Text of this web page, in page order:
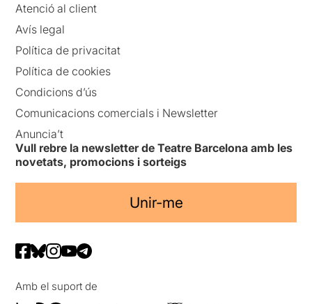
Atenció al client
Avís legal
Política de privacitat
Política de cookies
Condicions d’ús
Comunicacions comercials i Newsletter
Anuncia’t
Vull rebre la newsletter de Teatre Barcelona amb les
novetats, promocions i sorteigs
Unir-me
Amb el suport de